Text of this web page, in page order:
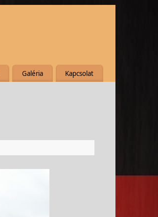
Galéria Kapcsolat